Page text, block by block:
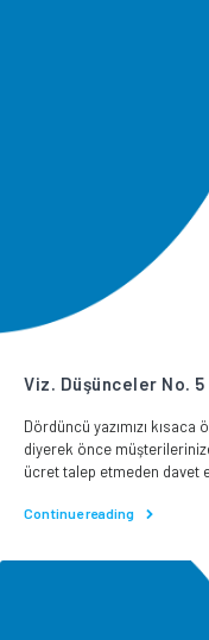
Viz. Düşünceler No.
Dördüncü yazımızı kısaca
diyerek önce müşterilerinize
ücret talep etmeden davet
Continue reading